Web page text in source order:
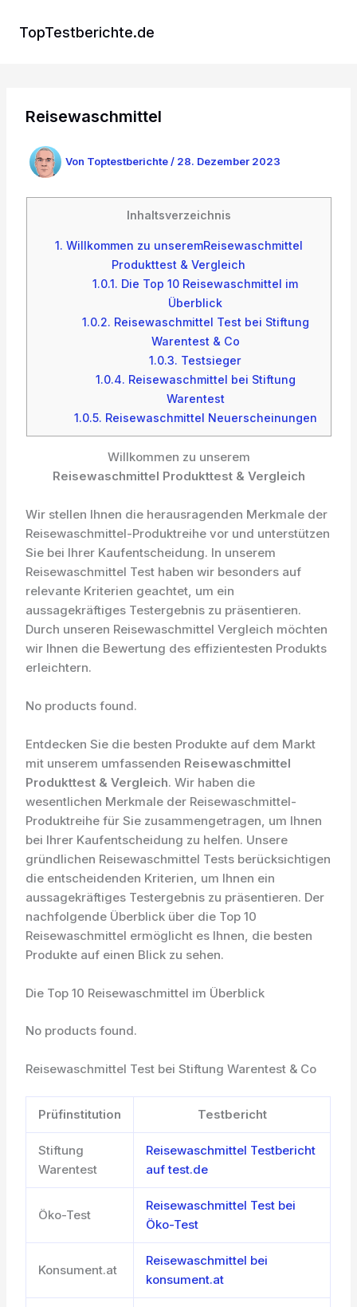
InhaltTopTestberichte.de
Reisewaschmittel
Von Toptestberichte / 28. Dezember 2023
Inhaltsverzeichnis
1. Willkommen zu unseremReisewaschmittel
Produkttest & Vergleich
1.0.1. Die Top 10 Reisewaschmittel im
Überblick
1.0.2. Reisewaschmittel Test bei Stiftung
Warentest & Co
1.0.3. Testsieger
1.0.4. Reisewaschmittel bei Stiftung
Warentest
1.0.5. Reisewaschmittel Neuerscheinungen
Willkommen zu unserem
Reisewaschmittel Produkttest & Vergleich
Wir stellen Ihnen die herausragenden Merkmale der
Reisewaschmittel-Produktreihe vor und unterstützen
Sie bei Ihrer Kaufentscheidung. In unserem
Reisewaschmittel Test haben wir besonders auf
relevante Kriterien geachtet, um ein
aussagekräftiges Testergebnis zu präsentieren.
Durch unseren Reisewaschmittel Vergleich möchten
wir Ihnen die Bewertung des effizientesten Produkts
erleichtern.
No products found.
Entdecken Sie die besten Produkte auf dem Markt
mit unserem umfassenden Reisewaschmittel
Produkttest & Vergleich. Wir haben die
wesentlichen Merkmale der Reisewaschmittel-
Produktreihe für Sie zusammengetragen, um Ihnen
bei Ihrer Kaufentscheidung zu helfen. Unsere
gründlichen Reisewaschmittel Tests berücksichtigen
die entscheidenden Kriterien, um Ihnen ein
aussagekräftiges Testergebnis zu präsentieren. Der
nachfolgende Überblick über die Top 10
Reisewaschmittel ermöglicht es Ihnen, die besten
Produkte auf einen Blick zu sehen.
Die Top 10 Reisewaschmittel im Überblick
No products found.
Reisewaschmittel Test bei Stiftung Warentest & Co
Prüfinstitution Testbericht
Stiftung
Warentest
Reisewaschmittel Testbericht
auf test.de
Öko-Test
Reisewaschmittel Test bei
Öko-Test
Konsument.at
Reisewaschmittel bei
konsument.at